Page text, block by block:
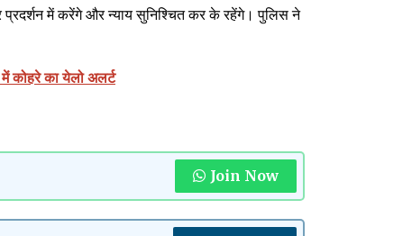
प्रदर्शन में करेंगे और न्याय सुनिश्चित कर के रहेंगे। पुलिस ने
कोहरे का येलो अलर्ट
Join Now